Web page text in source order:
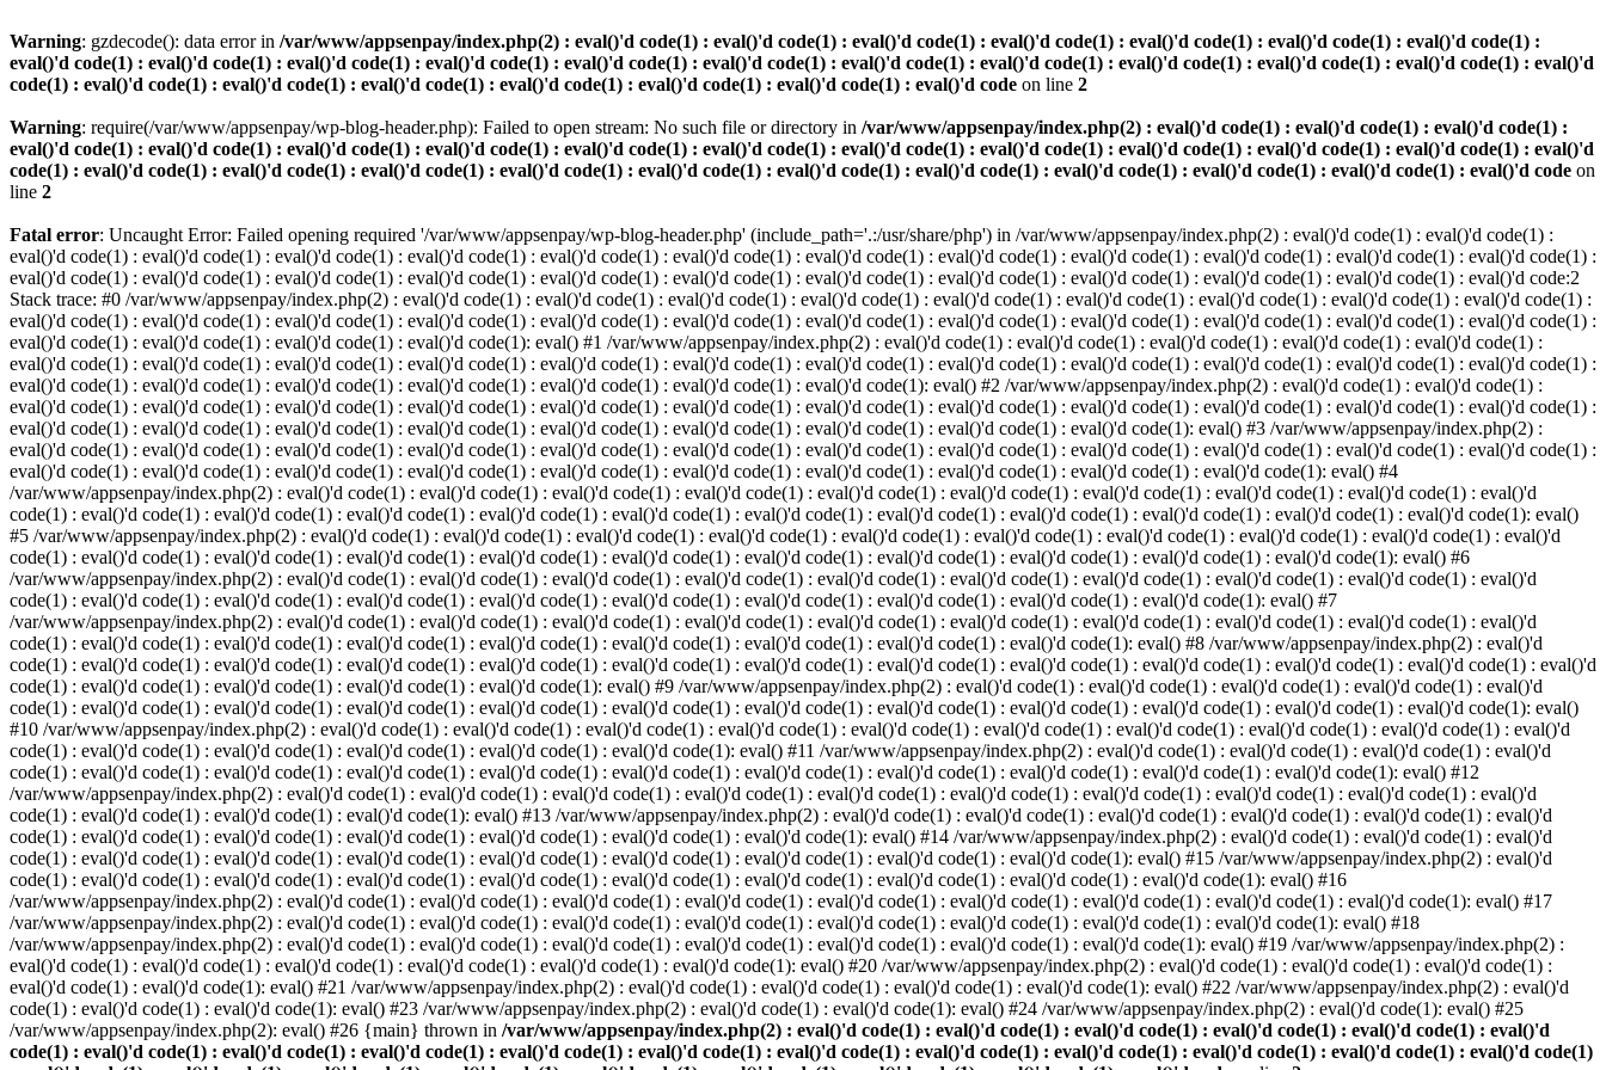
Warning: gzdecode(): data error in /var/www/appsenpay/index.php(2) : eval()'d code(1) : eval()'d code(1) : eval()'d code(1) : eval()'d code(1) : eval()'d code(1) : eval()'d code(1) : eval()'d code(1) :
eval()'d code(1) : eval()'d code(1) : eval()'d code(1) : eval()'d code(1) : eval()'d code(1) : eval()'d code(1) : eval()'d code(1) : eval()'d code(1) : eval()'d code(1) : eval()'d code(1) : eval()'d code(1) : eval()'d
code(1) : eval()'d code(1) : eval()'d code(1) : eval()'d code(1) : eval()'d code(1) : eval()'d code(1) : eval()'d code(1) : eval()'d code on line 2
Warning: require(/var/www/appsenpay/wp-blog-header.php): Failed to open stream: No such file or directory in /var/www/appsenpay/index.php(2) : eval()'d code(1) : eval()'d code(1) : eval()'d code(1) :
eval()'d code(1) : eval()'d code(1) : eval()'d code(1) : eval()'d code(1) : eval()'d code(1) : eval()'d code(1) : eval()'d code(1) : eval()'d code(1) : eval()'d code(1) : eval()'d code(1) : eval()'d code(1) : eval()'d
code(1) : eval()'d code(1) : eval()'d code(1) : eval()'d code(1) : eval()'d code(1) : eval()'d code(1) : eval()'d code(1) : eval()'d code(1) : eval()'d code(1) : eval()'d code(1) : eval()'d code(1) : eval()'d code on
line 2
Fatal error: Uncaught Error: Failed opening required '/var/www/appsenpay/wp-blog-header.php' (include_path='.:/usr/share/php') in /var/www/appsenpay/index.php(2) : eval()'d code(1) : eval()'d code(1) :
eval()'d code(1) : eval()'d code(1) : eval()'d code(1) : eval()'d code(1) : eval()'d code(1) : eval()'d code(1) : eval()'d code(1) : eval()'d code(1) : eval()'d code(1) : eval()'d code(1) : eval()'d code(1) : eval()'d code(1) :
eval()'d code(1) : eval()'d code(1) : eval()'d code(1) : eval()'d code(1) : eval()'d code(1) : eval()'d code(1) : eval()'d code(1) : eval()'d code(1) : eval()'d code(1) : eval()'d code(1) : eval()'d code(1) : eval()'d code:2
Stack trace: #0 /var/www/appsenpay/index.php(2) : eval()'d code(1) : eval()'d code(1) : eval()'d code(1) : eval()'d code(1) : eval()'d code(1) : eval()'d code(1) : eval()'d code(1) : eval()'d code(1) : eval()'d code(1) :
eval()'d code(1) : eval()'d code(1) : eval()'d code(1) : eval()'d code(1) : eval()'d code(1) : eval()'d code(1) : eval()'d code(1) : eval()'d code(1) : eval()'d code(1) : eval()'d code(1) : eval()'d code(1) : eval()'d code(1) :
eval()'d code(1) : eval()'d code(1) : eval()'d code(1) : eval()'d code(1): eval() #1 /var/www/appsenpay/index.php(2) : eval()'d code(1) : eval()'d code(1) : eval()'d code(1) : eval()'d code(1) : eval()'d code(1) :
eval()'d code(1) : eval()'d code(1) : eval()'d code(1) : eval()'d code(1) : eval()'d code(1) : eval()'d code(1) : eval()'d code(1) : eval()'d code(1) : eval()'d code(1) : eval()'d code(1) : eval()'d code(1) : eval()'d code(1) :
eval()'d code(1) : eval()'d code(1) : eval()'d code(1) : eval()'d code(1) : eval()'d code(1) : eval()'d code(1) : eval()'d code(1): eval() #2 /var/www/appsenpay/index.php(2) : eval()'d code(1) : eval()'d code(1) :
eval()'d code(1) : eval()'d code(1) : eval()'d code(1) : eval()'d code(1) : eval()'d code(1) : eval()'d code(1) : eval()'d code(1) : eval()'d code(1) : eval()'d code(1) : eval()'d code(1) : eval()'d code(1) : eval()'d code(1) :
eval()'d code(1) : eval()'d code(1) : eval()'d code(1) : eval()'d code(1) : eval()'d code(1) : eval()'d code(1) : eval()'d code(1) : eval()'d code(1) : eval()'d code(1): eval() #3 /var/www/appsenpay/index.php(2) :
eval()'d code(1) : eval()'d code(1) : eval()'d code(1) : eval()'d code(1) : eval()'d code(1) : eval()'d code(1) : eval()'d code(1) : eval()'d code(1) : eval()'d code(1) : eval()'d code(1) : eval()'d code(1) : eval()'d code(1) :
eval()'d code(1) : eval()'d code(1) : eval()'d code(1) : eval()'d code(1) : eval()'d code(1) : eval()'d code(1) : eval()'d code(1) : eval()'d code(1) : eval()'d code(1) : eval()'d code(1): eval() #4
/var/www/appsenpay/index.php(2) : eval()'d code(1) : eval()'d code(1) : eval()'d code(1) : eval()'d code(1) : eval()'d code(1) : eval()'d code(1) : eval()'d code(1) : eval()'d code(1) : eval()'d code(1) : eval()'d
code(1) : eval()'d code(1) : eval()'d code(1) : eval()'d code(1) : eval()'d code(1) : eval()'d code(1) : eval()'d code(1) : eval()'d code(1) : eval()'d code(1) : eval()'d code(1) : eval()'d code(1) : eval()'d code(1): eval()
#5 /var/www/appsenpay/index.php(2) : eval()'d code(1) : eval()'d code(1) : eval()'d code(1) : eval()'d code(1) : eval()'d code(1) : eval()'d code(1) : eval()'d code(1) : eval()'d code(1) : eval()'d code(1) : eval()'d
code(1) : eval()'d code(1) : eval()'d code(1) : eval()'d code(1) : eval()'d code(1) : eval()'d code(1) : eval()'d code(1) : eval()'d code(1) : eval()'d code(1) : eval()'d code(1) : eval()'d code(1): eval() #6
/var/www/appsenpay/index.php(2) : eval()'d code(1) : eval()'d code(1) : eval()'d code(1) : eval()'d code(1) : eval()'d code(1) : eval()'d code(1) : eval()'d code(1) : eval()'d code(1) : eval()'d code(1) : eval()'d
code(1) : eval()'d code(1) : eval()'d code(1) : eval()'d code(1) : eval()'d code(1) : eval()'d code(1) : eval()'d code(1) : eval()'d code(1) : eval()'d code(1) : eval()'d code(1): eval() #7
/var/www/appsenpay/index.php(2) : eval()'d code(1) : eval()'d code(1) : eval()'d code(1) : eval()'d code(1) : eval()'d code(1) : eval()'d code(1) : eval()'d code(1) : eval()'d code(1) : eval()'d code(1) : eval()'d
code(1) : eval()'d code(1) : eval()'d code(1) : eval()'d code(1) : eval()'d code(1) : eval()'d code(1) : eval()'d code(1) : eval()'d code(1) : eval()'d code(1): eval() #8 /var/www/appsenpay/index.php(2) : eval()'d
code(1) : eval()'d code(1) : eval()'d code(1) : eval()'d code(1) : eval()'d code(1) : eval()'d code(1) : eval()'d code(1) : eval()'d code(1) : eval()'d code(1) : eval()'d code(1) : eval()'d code(1) : eval()'d code(1) : eval()'d
code(1) : eval()'d code(1) : eval()'d code(1) : eval()'d code(1) : eval()'d code(1): eval() #9 /var/www/appsenpay/index.php(2) : eval()'d code(1) : eval()'d code(1) : eval()'d code(1) : eval()'d code(1) : eval()'d
code(1) : eval()'d code(1) : eval()'d code(1) : eval()'d code(1) : eval()'d code(1) : eval()'d code(1) : eval()'d code(1) : eval()'d code(1) : eval()'d code(1) : eval()'d code(1) : eval()'d code(1) : eval()'d code(1): eval()
#10 /var/www/appsenpay/index.php(2) : eval()'d code(1) : eval()'d code(1) : eval()'d code(1) : eval()'d code(1) : eval()'d code(1) : eval()'d code(1) : eval()'d code(1) : eval()'d code(1) : eval()'d code(1) : eval()'d
code(1) : eval()'d code(1) : eval()'d code(1) : eval()'d code(1) : eval()'d code(1) : eval()'d code(1): eval() #11 /var/www/appsenpay/index.php(2) : eval()'d code(1) : eval()'d code(1) : eval()'d code(1) : eval()'d
code(1) : eval()'d code(1) : eval()'d code(1) : eval()'d code(1) : eval()'d code(1) : eval()'d code(1) : eval()'d code(1) : eval()'d code(1) : eval()'d code(1) : eval()'d code(1) : eval()'d code(1): eval() #12
/var/www/appsenpay/index.php(2) : eval()'d code(1) : eval()'d code(1) : eval()'d code(1) : eval()'d code(1) : eval()'d code(1) : eval()'d code(1) : eval()'d code(1) : eval()'d code(1) : eval()'d code(1) : eval()'d
code(1) : eval()'d code(1) : eval()'d code(1) : eval()'d code(1): eval() #13 /var/www/appsenpay/index.php(2) : eval()'d code(1) : eval()'d code(1) : eval()'d code(1) : eval()'d code(1) : eval()'d code(1) : eval()'d
code(1) : eval()'d code(1) : eval()'d code(1) : eval()'d code(1) : eval()'d code(1) : eval()'d code(1) : eval()'d code(1): eval() #14 /var/www/appsenpay/index.php(2) : eval()'d code(1) : eval()'d code(1) : eval()'d
code(1) : eval()'d code(1) : eval()'d code(1) : eval()'d code(1) : eval()'d code(1) : eval()'d code(1) : eval()'d code(1) : eval()'d code(1) : eval()'d code(1): eval() #15 /var/www/appsenpay/index.php(2) : eval()'d
code(1) : eval()'d code(1) : eval()'d code(1) : eval()'d code(1) : eval()'d code(1) : eval()'d code(1) : eval()'d code(1) : eval()'d code(1) : eval()'d code(1) : eval()'d code(1): eval() #16
/var/www/appsenpay/index.php(2) : eval()'d code(1) : eval()'d code(1) : eval()'d code(1) : eval()'d code(1) : eval()'d code(1) : eval()'d code(1) : eval()'d code(1) : eval()'d code(1) : eval()'d code(1): eval() #17
/var/www/appsenpay/index.php(2) : eval()'d code(1) : eval()'d code(1) : eval()'d code(1) : eval()'d code(1) : eval()'d code(1) : eval()'d code(1) : eval()'d code(1) : eval()'d code(1): eval() #18
/var/www/appsenpay/index.php(2) : eval()'d code(1) : eval()'d code(1) : eval()'d code(1) : eval()'d code(1) : eval()'d code(1) : eval()'d code(1) : eval()'d code(1): eval() #19 /var/www/appsenpay/index.php(2) :
eval()'d code(1) : eval()'d code(1) : eval()'d code(1) : eval()'d code(1) : eval()'d code(1) : eval()'d code(1): eval() #20 /var/www/appsenpay/index.php(2) : eval()'d code(1) : eval()'d code(1) : eval()'d code(1) :
eval()'d code(1) : eval()'d code(1): eval() #21 /var/www/appsenpay/index.php(2) : eval()'d code(1) : eval()'d code(1) : eval()'d code(1) : eval()'d code(1): eval() #22 /var/www/appsenpay/index.php(2) : eval()'d
code(1) : eval()'d code(1) : eval()'d code(1): eval() #23 /var/www/appsenpay/index.php(2) : eval()'d code(1) : eval()'d code(1): eval() #24 /var/www/appsenpay/index.php(2) : eval()'d code(1): eval() #25
/var/www/appsenpay/index.php(2): eval() #26 {main} thrown in /var/www/appsenpay/index.php(2) : eval()'d code(1) : eval()'d code(1) : eval()'d code(1) : eval()'d code(1) : eval()'d code(1) : eval()'d
code(1) : eval()'d code(1) : eval()'d code(1) : eval()'d code(1) : eval()'d code(1) : eval()'d code(1) : eval()'d code(1) : eval()'d code(1) : eval()'d code(1) : eval()'d code(1) : eval()'d code(1) : eval()'d code(1)